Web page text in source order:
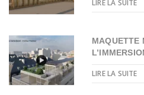
LIRE LA SUITE
MAQUETTE
LIRE LA SUITE